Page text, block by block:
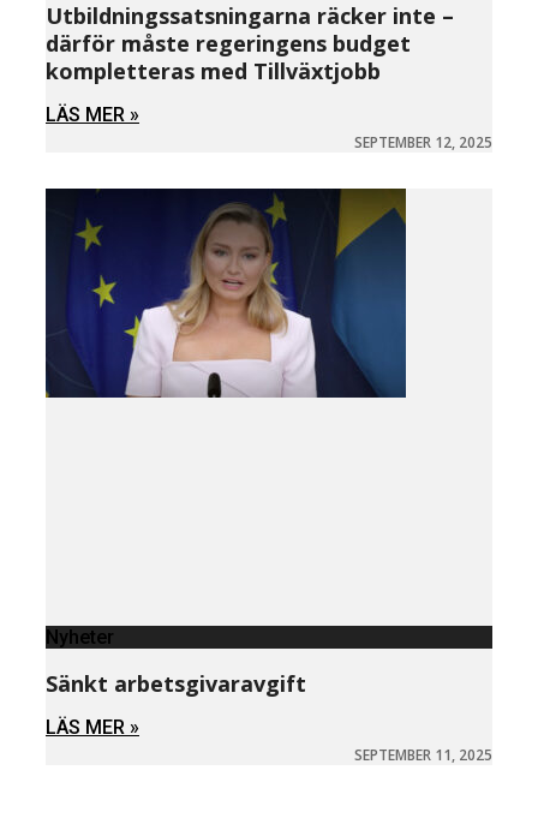
Utbildningssatsningarna räcker inte –
därför måste regeringens budget
kompletteras med Tillväxtjobb
LÄS MER »
SEPTEMBER 12, 2025
Nyheter
Sänkt arbetsgivaravgift
LÄS MER »
SEPTEMBER 11, 2025